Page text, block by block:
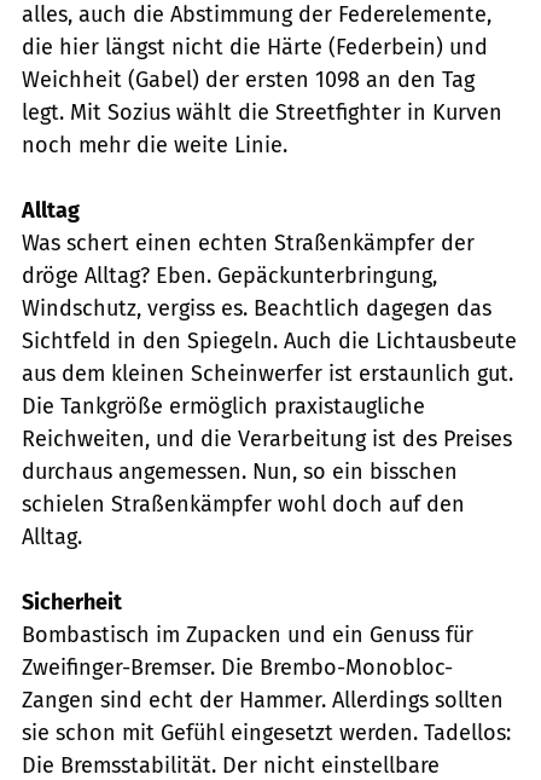
alles, auch die Abstimmung der Federelemente,
die hier längst nicht die Härte (Federbein) und
Weichheit (Gabel) der ersten 1098 an den Tag
legt. Mit Sozius wählt die Streetfighter in Kurven
noch mehr die weite Linie.
Alltag
Was schert einen echten Straßenkämpfer der
dröge Alltag? Eben. Gepäckunterbringung,
Windschutz, vergiss es. Beachtlich dagegen das
Sichtfeld in den Spiegeln. Auch die Lichtausbeute
aus dem kleinen Scheinwerfer ist erstaunlich gut.
Die Tankgröße ermöglich praxistaugliche
Reichweiten, und die Verarbeitung ist des Preises
durchaus angemessen. Nun, so ein bisschen
schielen Straßenkämpfer wohl doch auf den
Alltag.
Sicherheit
Bombastisch im Zupacken und ein Genuss für
Zweifinger-Bremser. Die Brembo-Monobloc-
Zangen sind echt der Hammer. Allerdings sollten
sie schon mit Gefühl eingesetzt werden. Tadellos:
Die Bremsstabilität. Der nicht einstellbare